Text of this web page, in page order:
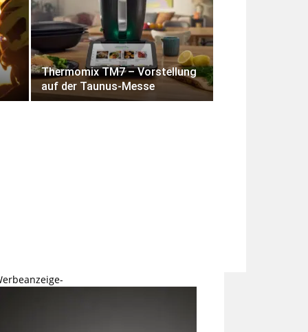
Thermomix TM7 – Vorstellung
auf der Taunus-Messe